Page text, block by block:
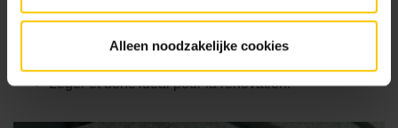
Alleen noodzakelijke cookies
fraisées.
Largeur de joint et hauteur de brique flexibles.
Léger et donc idéal pour la rénovation.